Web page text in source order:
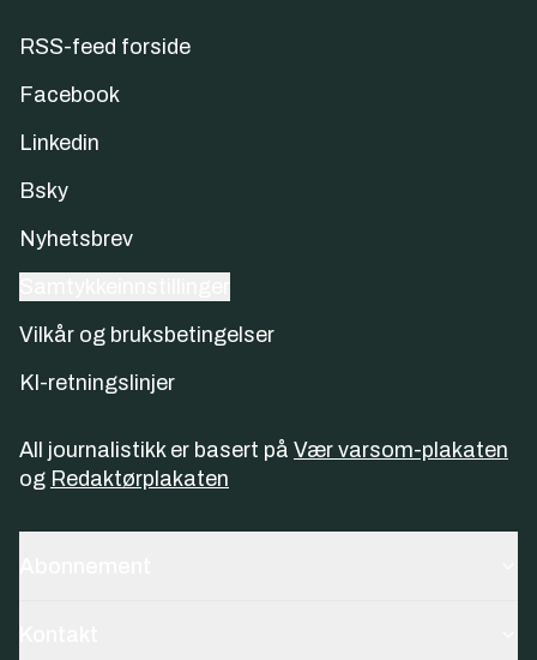
RSS-feed forside
Facebook
Linkedin
Bsky
Nyhetsbrev
Vilkår og bruksbetingelser
KI-retningslinjer
All journalistikk er basert på Vær varsom-plakaten
og Redaktørplakaten